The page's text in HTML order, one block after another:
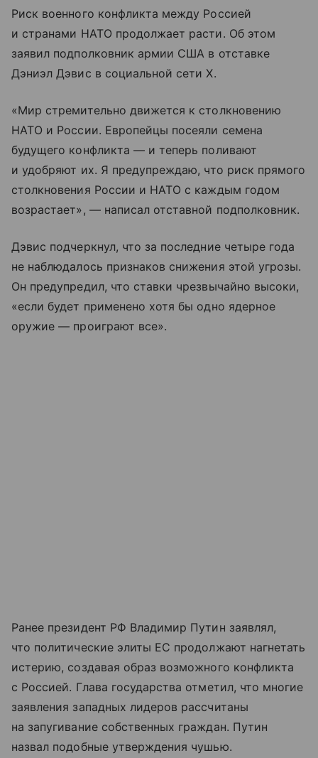
Риск военного конфликта между Россией
и странами НАТО продолжает расти. Об этом
заявил подполковник армии США в отставке
Дэниэл Дэвис в социальной сети X.
«Мир стремительно движется к столкновению
НАТО и России. Европейцы посеяли семена
будущего конфликта — и теперь поливают
и удобряют их. Я предупреждаю, что риск прямого
столкновения России и НАТО с каждым годом
возрастает», — написал отставной подполковник.
Дэвис подчеркнул, что за последние четыре года
не наблюдалось признаков снижения этой угрозы.
Он предупредил, что ставки чрезвычайно высоки,
«если будет применено хотя бы одно ядерное
оружие — проиграют все».
Ранее президент РФ Владимир Путин заявлял,
что политические элиты ЕС продолжают нагнетать
истерию, создавая образ возможного конфликта
с Россией. Глава государства отметил, что многие
заявления западных лидеров рассчитаны
на запугивание собственных граждан. Путин
назвал подобные утверждения чушью.